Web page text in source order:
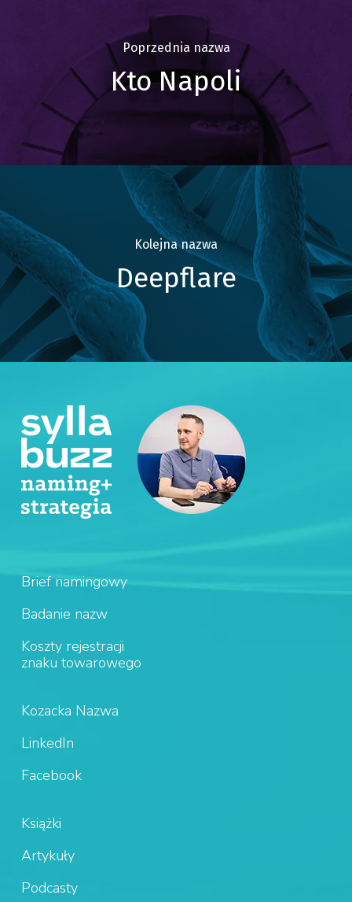
Poprzednia nazwa
Kto Napoli
Kolejna nazwa
Deepflare
Brief namingowy
Badanie nazw
Koszty rejestracji
znaku towarowego
Kozacka Nazwa
LinkedIn
Facebook
Książki
Artykuły
Podcasty